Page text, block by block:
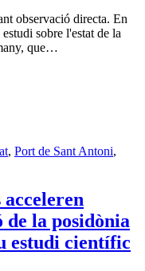
observació directa. En
sobre l'estat de la
que…
, Port de Sant Antoni,
la posidònia
estudi científic